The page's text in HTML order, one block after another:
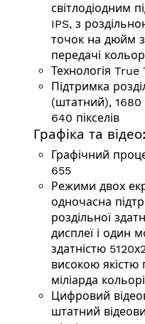
світлодіодним
IPS, з
точок на дюйм з
передачі
Технологія True
Підтримка
(штатний), 1680
640 пікселів
Графіка та відео:
Графічний
655
Режими двох
одночасна
роздільної
дисплеї і один
здатністю
високою якістю
міліарда
Цифровий
штатний